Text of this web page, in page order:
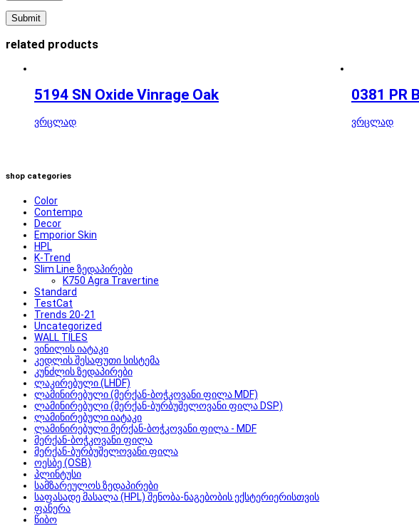
related products
5194 SN Oxide Vinrage Oak
ვრცლად
0381 PR
ვრცლად
shop categories
Color
Contempo
Decor
Emporior Skin
HPL
K-Trend
Slim Line ზედაპირები
K750 Agra Travertine
Standard
TestCat
Trends 20-21
Uncategorized
WALL TILES
ვინილის იატაკი
კედლის შესაფუთი სისტემა
კუნძლის ზედაპირები
ლაკირებული (LHDF)
ლამინირებული (მერქან-ბოჭკოვანი ფილა MDF)
ლამინირებული (მერქან-ბურბუშელოვანი ფილა DSP)
ლამინირებული იატაკი
ლამინირებული მერქან-ბოჭკოვანი ფილა - MDF
მერქან-ბოჭკოვანი ფილა
მერქან-ბურბუშელოვანი ფილა
ოესბე (OSB)
პლინტუსი
სამზარეულოს ზედაპირები
საფასადე მასალა (HPL) შენობა-ნაგებობის ექსტერიერისთვის
ფანერა
წიბო